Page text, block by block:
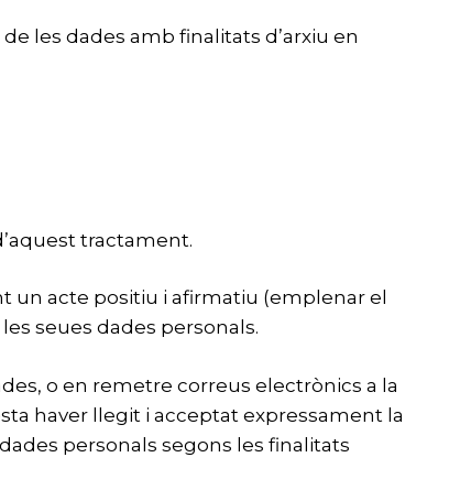
les dades amb finalitats d’arxiu en
tractament.
un acte positiu i afirmatiu (emplenar el
seues dades personals.
o en remetre correus electrònics a la
haver llegit i acceptat expressament la
personals segons les finalitats